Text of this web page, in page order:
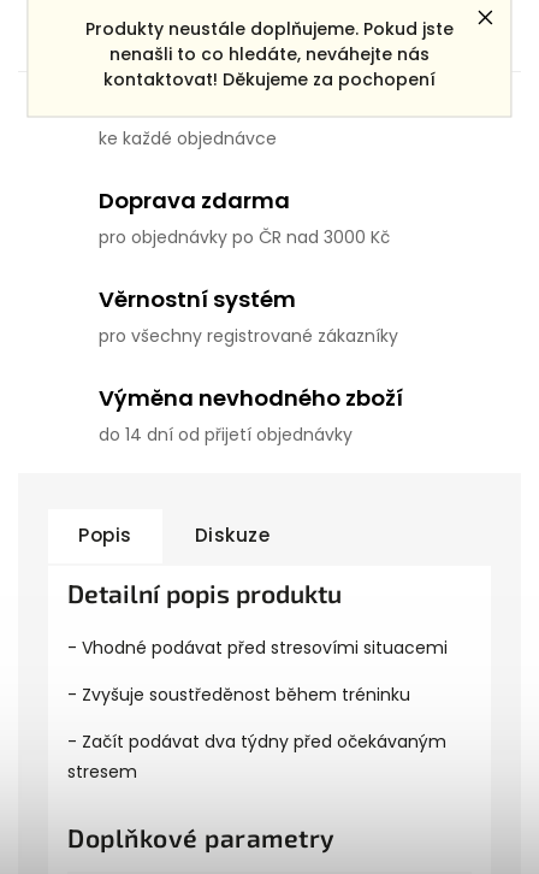
Produkty neustále doplňujeme. Pokud jste
nenašli to co hledáte, neváhejte nás
kontaktovat! Děkujeme za pochopení
ke každé objednávce
Doprava zdarma
pro objednávky po ČR nad 3000 Kč
Věrnostní systém
pro všechny registrované zákazníky
Výměna nevhodného zboží
do 14 dní od přijetí objednávky
Popis Diskuze
Detailní popis produktu
- Vhodné podávat před stresovími situacemi
- Zvyšuje soustředěnost během tréninku
- Začít podávat dva týdny před očekávaným
stresem
Doplňkové parametry